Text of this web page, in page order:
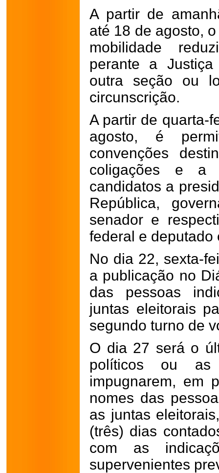
A partir de
até 18 de agosto,
mobilidade
perante a
outra seção ou
circunscrição.
A partir de quarta-
agosto, é
convenções
coligações e a
candidatos a
República,
senador e
federal e deputado
No dia 22, sexta-
a publicação no
das pessoas
juntas eleitorais
segundo turno de
O dia 27 será o
políticos ou as
impugnarem, em
nomes das
as juntas
(três) dias
com as
supervenientes